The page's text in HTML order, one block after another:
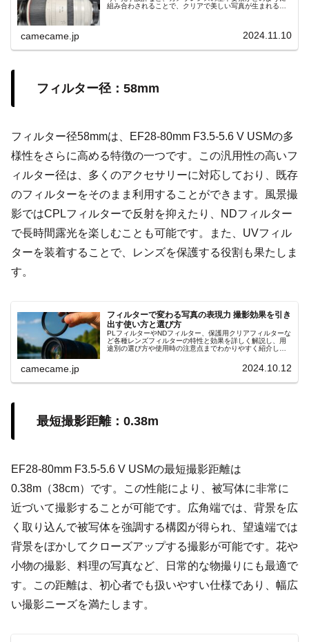
組み合わされることで、クリアで美しい写真が生まれるの
camecame.jp 2024.11.10
フィルター径：58mm
フィルター径58mmは、EF28-80mm F3.5-5.6 V USMの多
様性をさらに高める特徴の一つです。この汎用性の高いフ
ィルター径は、多くのアクセサリーに対応しており、既存
のフィルターをそのまま利用することができます。風景撮
影ではCPLフィルターで反射を抑えたり、NDフィルター
で長時間露光を楽しむことも可能です。また、UVフィル
ターを装着することで、レンズを保護する役割も果たしま
す。
フィルターで変わる写真の表現力 撮影効果を引き
出す使い方と選び方
PLフィルターやNDフィルター、保護用クリアフィルターな
ど各種レンズフィルターの特性と効果を詳しく解説し、用
途別の選び方や使用時の注意点までわかりやすく紹介しま
camecame.jp 2024.10.12
最短撮影距離：0.38m
EF28-80mm F3.5-5.6 V USMの最短撮影距離は
0.38m（38cm）です。この性能により、被写体に非常に
近づいて撮影することが可能です。広角端では、背景を広
く取り込んで被写体を強調する構図が得られ、望遠端では
背景をぼかしてクローズアップする撮影が可能です。花や
小物の撮影、料理の写真など、日常的な物撮りにも最適で
す。この距離は、初心者でも扱いやすい仕様であり、幅広
い撮影ニーズを満たします。